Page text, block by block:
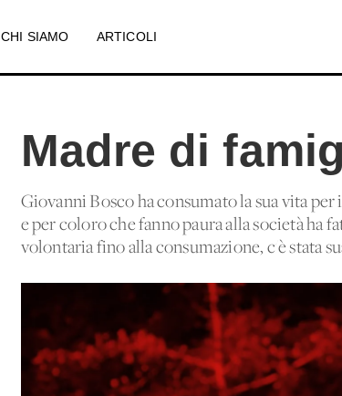
CHI SIAMO ARTICOLI
Madre di
Giovanni Bosco ha consumato la sua vita
e per coloro che fanno paura alla società ha
volontaria fino alla consumazione, c'è stata